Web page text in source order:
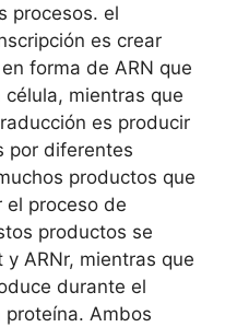
procesos. el
es crear
forma de ARN que
mientras que
es producir
por diferentes
productos que
el proceso de
productos se
y ARNr, mientras que
durante el
Ambos